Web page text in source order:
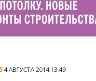
4 АВГУСТА 201413:49